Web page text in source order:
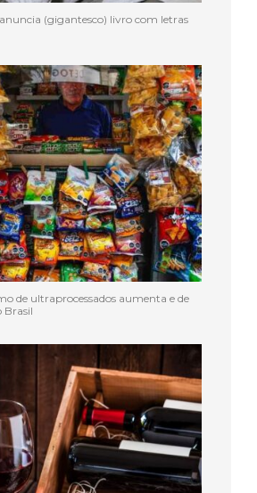
(gigantesco) livro com letras
de ultraprocessados aumenta e de
Brasil